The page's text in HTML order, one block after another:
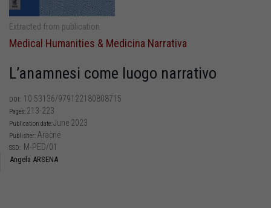
Extracted from publication
Medical Humanities & Medicina Narrativa
L’anamnesi come luogo narrativo
DOI: 10.53136/979122180808715
Pages: 213-223
Publication date:June 2023
Publisher: Aracne
SSD: M-PED/01
Angela ARSENA